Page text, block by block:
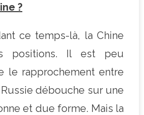
?
ce temps-là, la Chine
positions. Il est peu
le rapprochement entre
débouche sur une
et due forme. Mais la